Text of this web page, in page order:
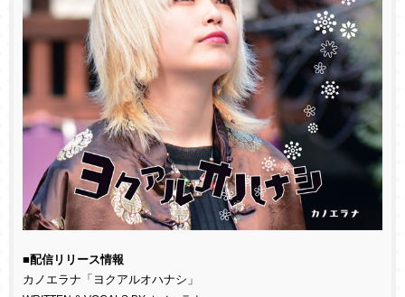
■配信リリース情報
カノエラナ「ヨクアルオハナシ」